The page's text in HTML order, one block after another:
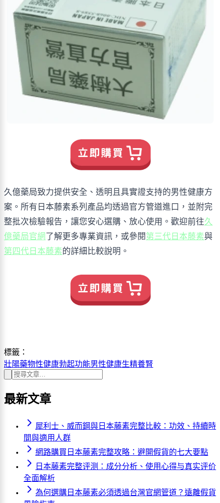
久億藥局致力提供安全、透明且具實證支持的男性健康方
案。所有日本藤素系列產品均透過官方管道進口，並附完
整批次檢驗報告，讓您安心選購、放心使用。歡迎前往久
億藥局官網 了解更多專業資訊，或參閱第三代日本藤素與
第四代日本藤素的詳細比較說明。
標籤：
壯陽藥物性健康勃起功能男性健康生精養腎
最新文章
犀利士、威而鋼與日本藤素完整比較：功效、持續時
間與適用人群
網路購買日本藤素完整攻略：避開假貨的七大要點
日本藤素完整评测：成分分析、使用心得与真实评价
全面解析
為何選購日本藤素必須透過台灣官網管道？遠離假貨